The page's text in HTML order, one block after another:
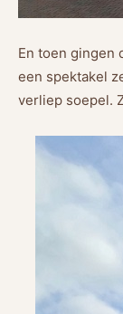
En toen gingen
een spektakel
verliep soepel.